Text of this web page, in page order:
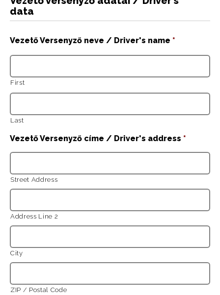
data
Vezető Versenyző neve / Driver's name *
First
Last
Vezető Versenyző címe / Driver's address *
Street Address
Address Line 2
City
ZIP / Postal Code